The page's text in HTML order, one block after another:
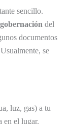
sencillo.
gobernación del
documentos
se
luz, gas) a tu
en el lugar.